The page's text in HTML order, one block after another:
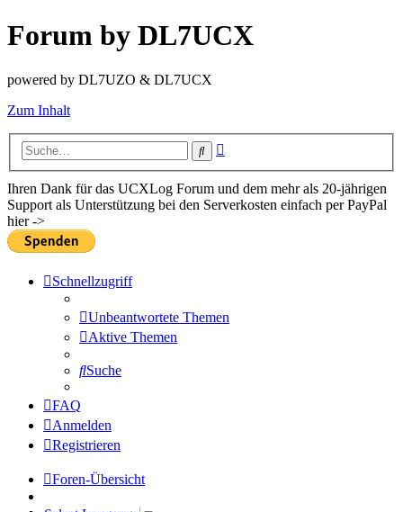
Forum by DL7UCX
powered by DL7UZO & DL7UCX
Zum Inhalt
Suche
Ihren Dank für das UCXLog Forum und dem mehr als 20-jährigen
Support als Unterstützung bei den Serverkosten einfach per PayPal
hier ->
Schnellzugriff
Unbeantwortete Themen
Aktive Themen
Suche
FAQ
Anmelden
Registrieren
Foren-Übersicht